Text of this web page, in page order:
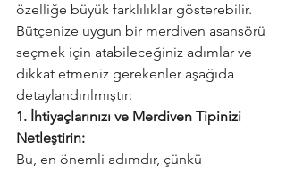
özelliğe büyük farklılıklar gösterebilir.
Bütçenize uygun bir merdiven asansörü
seçmek için atabileceğiniz adımlar ve
dikkat etmeniz gerekenler aşağıda
detaylandırılmıştır:
1. İhtiyaçlarınızı ve Merdiven Tipinizi
Netleştirin:
Bu, en önemli adımdır, çünkü